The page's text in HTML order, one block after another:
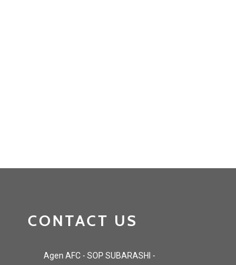
CONTACT US
Agen AFC - SOP SUBARASHI -